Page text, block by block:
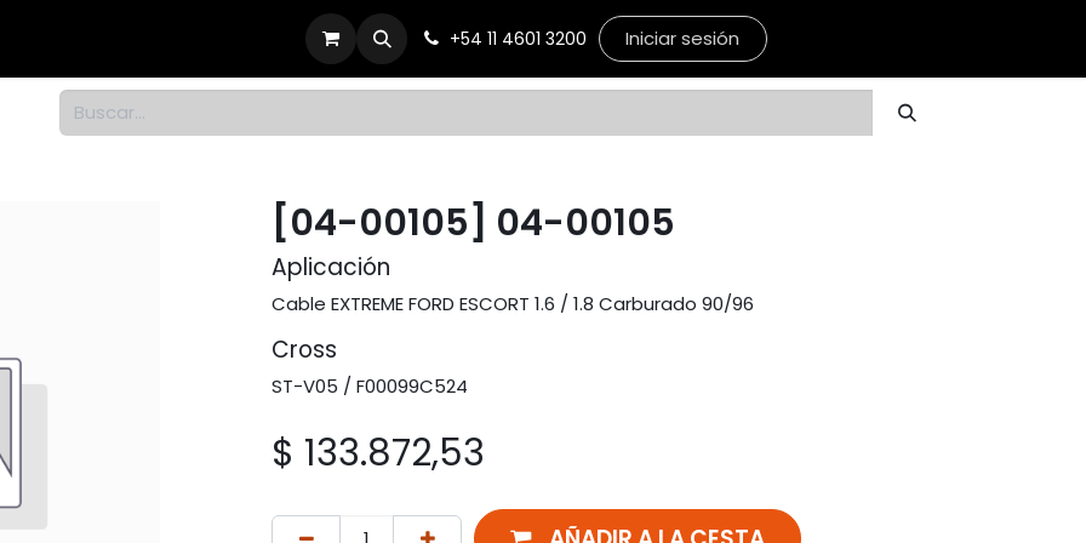
Contacto +54 11 4601 3200 Iniciar sesión
[04-00105] 04-00105
Aplicación
Cable EXTREME FORD ESCORT 1.6 / 1.8 Carburado 90/96
Cross
ST-V05 / F00099C524
$ 133.872,53